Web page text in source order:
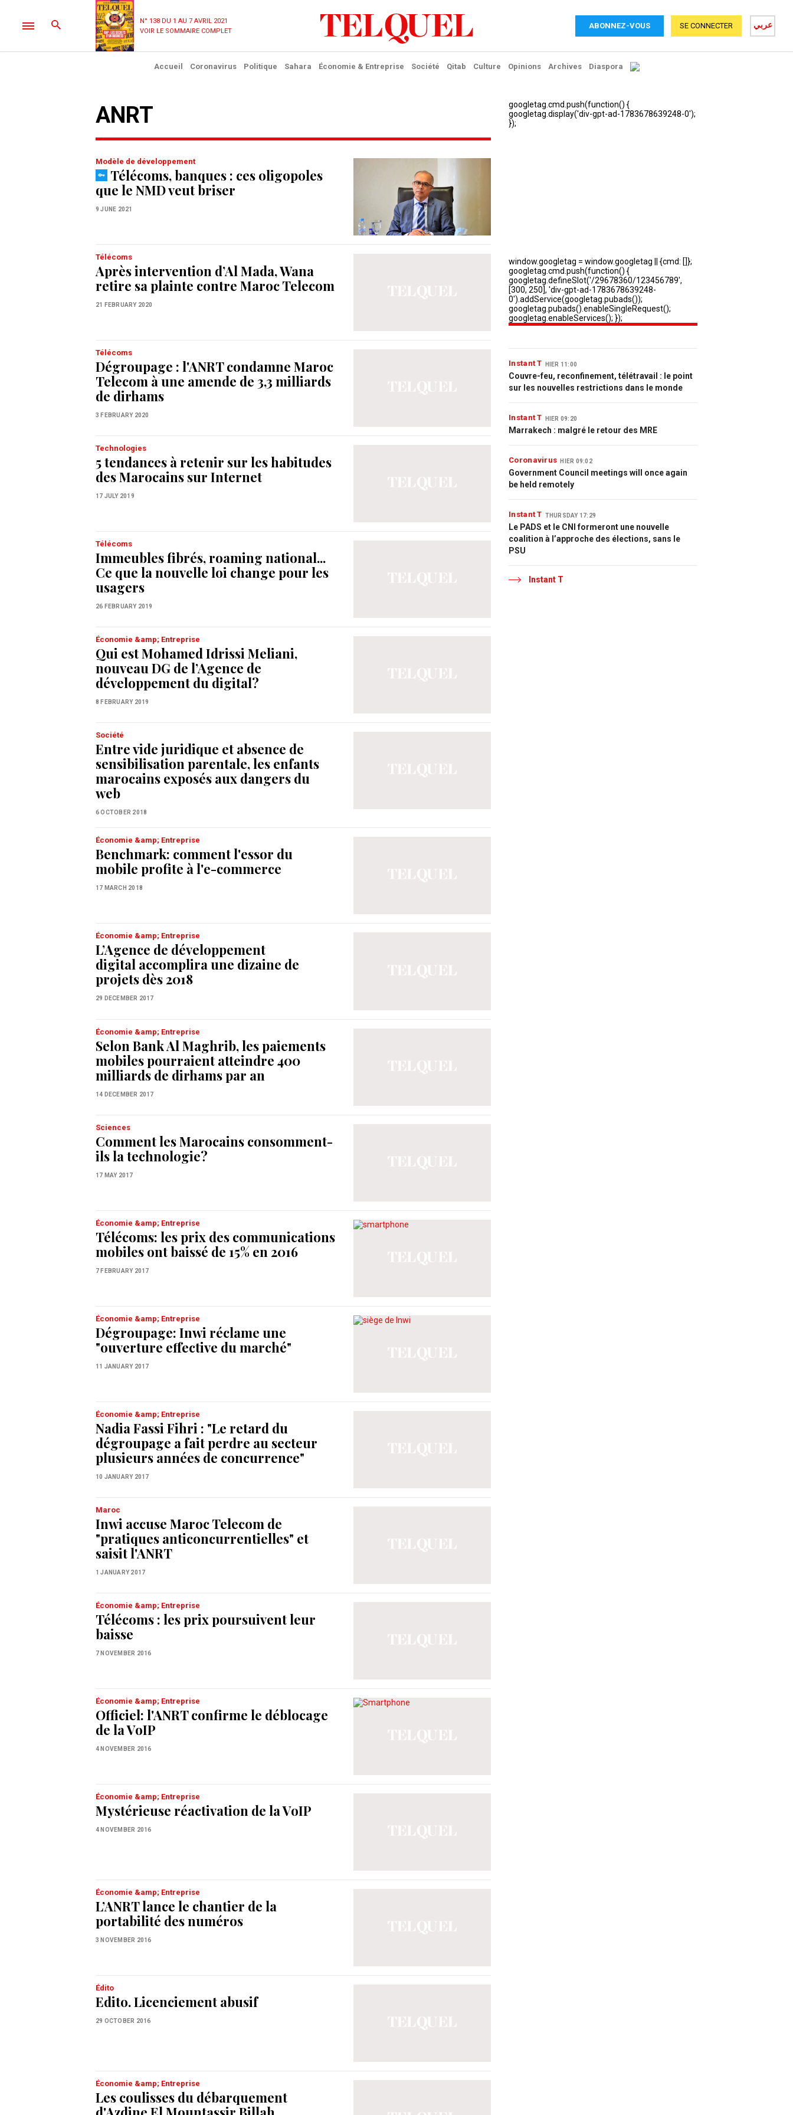
N° 138 DU 1 AU 7 AVRIL 2021
VOIR LE SOMMAIRE COMPLET
ABONNEZ-VOUS عربي SE CONNECTER
Accueil Coronavirus Politique Sahara Économie & Entreprise Société Qitab Culture Opinions Archives Diaspora
ANRT
Modèle de développement
Télécoms, banques : ces oligopoles
que le NMD veut briser
9 JUNE 2021
Télécoms
Après intervention d’Al Mada, Wana
retire sa plainte contre Maroc Telecom
21 FEBRUARY 2020
Télécoms
Dégroupage : l'ANRT condamne Maroc
Telecom à une amende de 3,3 milliards
de dirhams
3 FEBRUARY 2020
Technologies
5 tendances à retenir sur les habitudes
des Marocains sur Internet
17 JULY 2019
Télécoms
Immeubles fibrés, roaming national...
Ce que la nouvelle loi change pour les
usagers
26 FEBRUARY 2019
Économie &amp; Entreprise
Qui est Mohamed Idrissi Meliani,
nouveau DG de l’Agence de
développement du digital?
8 FEBRUARY 2019
Société
Entre vide juridique et absence de
sensibilisation parentale, les enfants
marocains exposés aux dangers du
web
6 OCTOBER 2018
Économie &amp; Entreprise
Benchmark: comment l'essor du
mobile profite à l'e-commerce
17 MARCH 2018
Économie &amp; Entreprise
L’Agence de développement
digital accomplira une dizaine de
projets dès 2018
29 DECEMBER 2017
Économie &amp; Entreprise
Selon Bank Al Maghrib, les paiements
mobiles pourraient atteindre 400
milliards de dirhams par an
14 DECEMBER 2017
Sciences
Comment les Marocains consomment-
ils la technologie?
17 MAY 2017
Économie &amp; Entreprise
Télécoms: les prix des communications
mobiles ont baissé de 15% en 2016
7 FEBRUARY 2017
Économie &amp; Entreprise
Dégroupage: Inwi réclame une
"ouverture effective du marché"
11 JANUARY 2017
Économie &amp; Entreprise
Nadia Fassi Fihri : "Le retard du
dégroupage a fait perdre au secteur
plusieurs années de concurrence"
10 JANUARY 2017
Maroc
Inwi accuse Maroc Telecom de
"pratiques anticoncurrentielles" et
saisit l'ANRT
1 JANUARY 2017
Économie &amp; Entreprise
Télécoms : les prix poursuivent leur
baisse
7 NOVEMBER 2016
Économie &amp; Entreprise
Officiel: l'ANRT confirme le déblocage
de la VoIP
4 NOVEMBER 2016
Économie &amp; Entreprise
Mystérieuse réactivation de la VoIP
4 NOVEMBER 2016
Économie &amp; Entreprise
L’ANRT lance le chantier de la
portabilité des numéros
3 NOVEMBER 2016
Édito
Edito. Licenciement abusif
29 OCTOBER 2016
Économie &amp; Entreprise
Les coulisses du débarquement
Instant T HIER 11:00
Couvre-feu, reconfinement, télétravail : le point
sur les nouvelles restrictions dans le monde
Instant T HIER 09:20
Marrakech : malgré le retour des MRE
Coronavirus HIER 09:02
Government Council meetings will once again
be held remotely
Instant T THURSDAY 17:29
Le PADS et le CNI formeront une nouvelle
coalition à l’approche des élections, sans le
PSU
Instant T